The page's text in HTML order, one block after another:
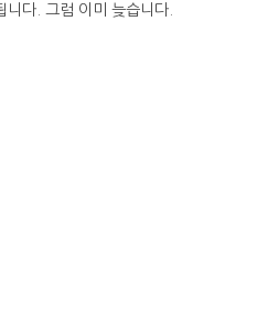
다. 그럼 이미 늦습니다.